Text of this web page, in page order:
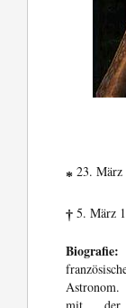
* 23. März
† 5. März
Biografie: